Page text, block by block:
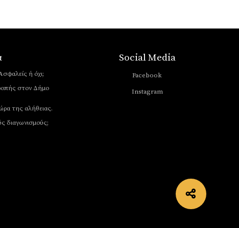
ή όχι;
στον Δήμο
της αλήθειας.
διαγωνισμούς;
Social Media
Facebook
Instagram